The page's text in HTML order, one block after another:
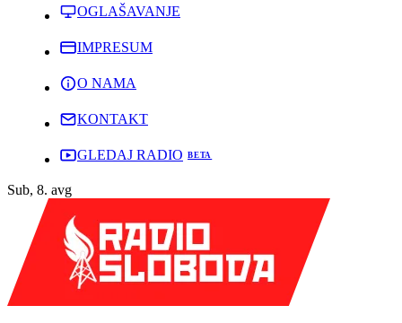
OGLAŠAVANJE
IMPRESUM
O NAMA
KONTAKT
GLEDAJ RADIO
Sub, 8. avg